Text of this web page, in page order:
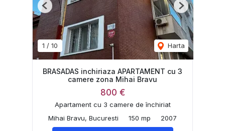
1 / 10 Harta
Previous Next
BRASADAS inchiriaza APARTAMENT cu 3
camere zona Mihai Bravu
800 €
Apartament cu 3 camere de închiriat
Mihai Bravu, Bucuresti
150 mp 2007